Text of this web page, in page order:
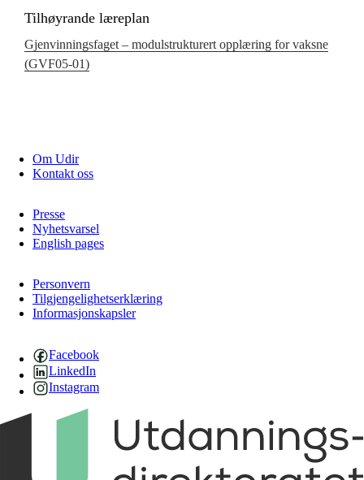
Tilhøyrande læreplan
Gjenvinningsfaget – modulstrukturert opplæring for vaksne
(GVF05‑01)
Om Udir
Kontakt oss
Presse
Nyhetsvarsel
English pages
Personvern
Tilgjengelighetserklæring
Informasjonskapsler
Facebook
LinkedIn
Instagram